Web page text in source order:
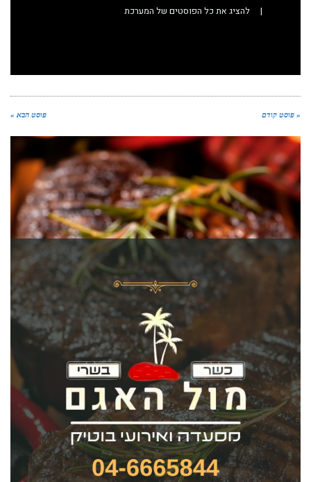
| להציג את כל הפוסטים של המערכת
« פוסט קודם פוסט הבא »